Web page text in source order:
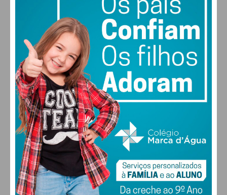
27°
DOM
30
SEG
30°
TER
31 °
QUA
FARMACIAS DE SERVIÇO EM PAÇOS DE
FERREIRA